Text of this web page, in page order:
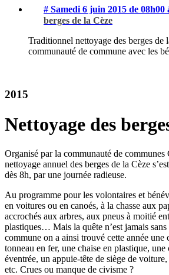
# Samedi 6 juin 2015 de 08h00
berges de la Cèze
Traditionnel nettoyage des berges de
communauté de commune avec les
2015
Nettoyage des
Organisé par la communauté de communes
nettoyage annuel des berges de la Cèze
dès 8h, par une journée radieuse.
Au programme pour les volontaires et
en voitures ou en canoés, à la chasse aux
accrochés aux arbres, aux pneus à moitié
plastiques… Mais la quête n’est jamais sans
commune on a ainsi trouvé cette année une
tonneau en fer, une chaise en plastique,
éventrée, un appuie-tête de siège de
etc. Crues ou manque de civisme ?